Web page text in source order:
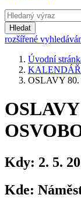
Hledat
rozšířené
Úvodní
OSLAVY
Kdy: 2. 5.
Kde: